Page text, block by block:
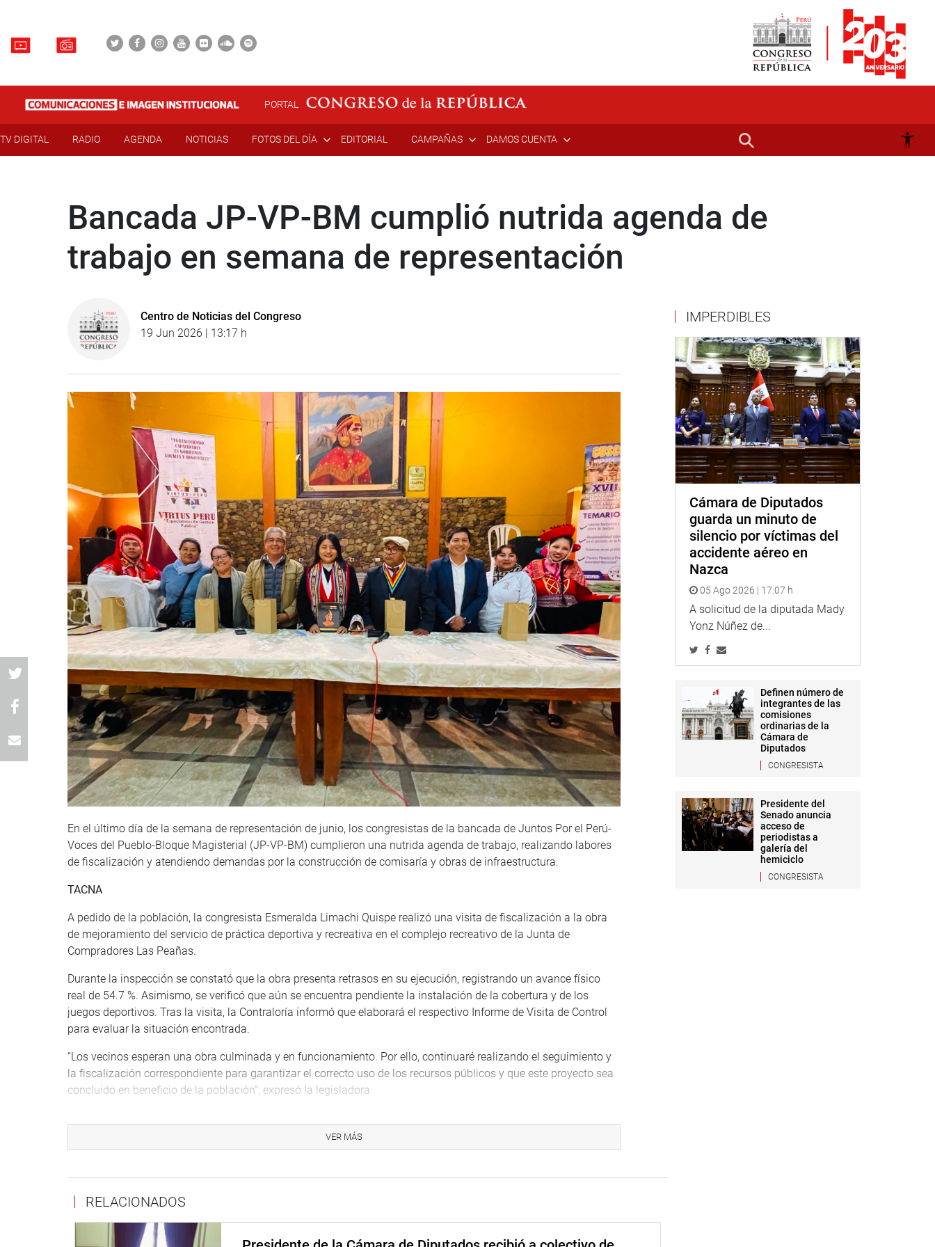
PORTAL
TV DIGITAL RADIO AGENDA NOTICIAS FOTOS DEL DÍA EDITORIAL CAMPAÑAS DAMOS CUENTA
Bancada JP-VP-BM cumplió nutrida agenda de
trabajo en semana de representación
Centro de Noticias del Congreso
19 Jun 2026 | 13:17 h
En el último día de la semana de representación de junio, los congresistas de la bancada de Juntos Por el Perú-
Voces del Pueblo-Bloque Magisterial (JP-VP-BM) cumplieron una nutrida agenda de trabajo, realizando labores
de fiscalización y atendiendo demandas por la construcción de comisaría y obras de infraestructura.
TACNA
A pedido de la población, la congresista Esmeralda Limachi Quispe realizó una visita de fiscalización a la obra
de mejoramiento del servicio de práctica deportiva y recreativa en el complejo recreativo de la Junta de
Compradores Las Peañas.
Durante la inspección se constató que la obra presenta retrasos en su ejecución, registrando un avance físico
real de 54.7 %. Asimismo, se verificó que aún se encuentra pendiente la instalación de la cobertura y de los
juegos deportivos. Tras la visita, la Contraloría informó que elaborará el respectivo Informe de Visita de Control
para evaluar la situación encontrada.
“Los vecinos esperan una obra culminada y en funcionamiento. Por ello, continuaré realizando el seguimiento y
la fiscalización correspondiente para garantizar el correcto uso de los recursos públicos y que este proyecto sea
concluido en beneficio de la población”, expresó la legisladora.
Limachi Quispe también participó en la mesa de trabajo de la XVII Convención Nacional de Autoridades
distintas regiones del país. Este importante espacio permitió intercambiar experiencias y analizar los principales
desafíos que enfrentan los gobiernos locales para atender las demandas de la población.
“Durante mi intervención reafirmé la necesidad de fortalecer la fiscalización, la transparencia y la gestión pública
eficiente en todos los niveles de gobierno. Las municipalidades son la primera puerta de atención para miles de
VER MÁS
RELACIONADOS
IMPERDIBLES
Cámara de Diputados
guarda un minuto de
silencio por víctimas del
accidente aéreo en
Nazca
05 Ago 2026 | 17:07 h
A solicitud de la diputada Mady
Yonz Núñez de...
Definen número de
integrantes de las
comisiones
ordinarias de la
Cámara de
Diputados
CONGRESISTA
Presidente del
Senado anuncia
acceso de
periodistas a
galería del
hemiciclo
CONGRESISTA